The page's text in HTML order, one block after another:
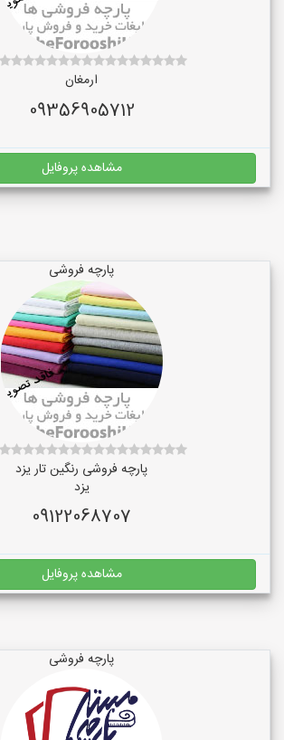
ارمغان
09356905712
مشاهده پروفایل
پارچه فروشی
پارچه فروشی رنگین تار یزد
یزد
09122068707
مشاهده پروفایل
پارچه فروشی